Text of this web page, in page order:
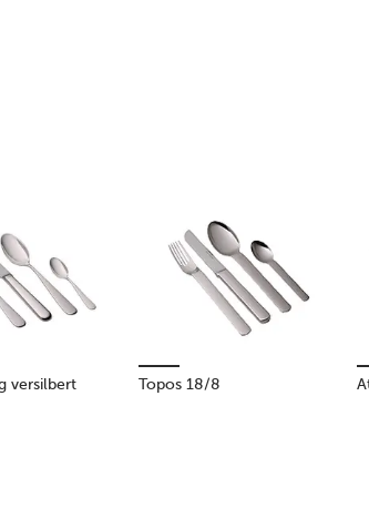
versilbert Topos 18/8